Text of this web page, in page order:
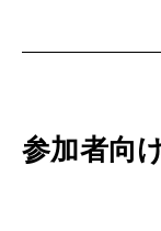
参加者向